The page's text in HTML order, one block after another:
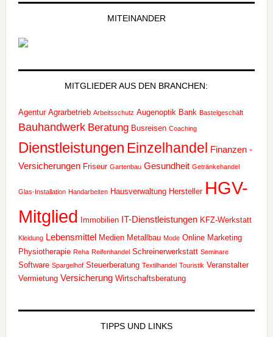
MITEINANDER
MITGLIEDER AUS DEN BRANCHEN:
Agentur Agrarbetrieb Arbeitsschutz Augenoptik Bank Bastelgeschäft
Bauhandwerk Beratung Busreisen Coaching
Dienstleistungen Einzelhandel Finanzen -
Versicherungen Friseur Gartenbau Gesundheit Getränkehandel
Glas-Installation Handarbeiten Hausverwaltung Hersteller HGV-
Mitglied Immobilien IT-Dienstleistungen KFZ-Werkstatt
Kleidung Lebensmittel Medien Metallbau Mode Online Marketing
Physiotherapie Reha Reifenhandel Schreinerwerkstatt Seminare
Software Spargelhof Steuerberatung Textilhandel Touristik Veranstalter
Vermietung Versicherung Wirtschaftsberatung
TIPPS UND LINKS